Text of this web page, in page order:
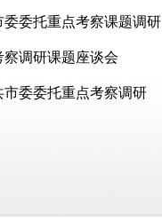
委托重点考察课题调研
调研课题座谈会
委委托重点考察调研